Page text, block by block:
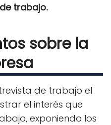
trabajo.
sobre la
de trabajo el
el interés que
exponiendo los